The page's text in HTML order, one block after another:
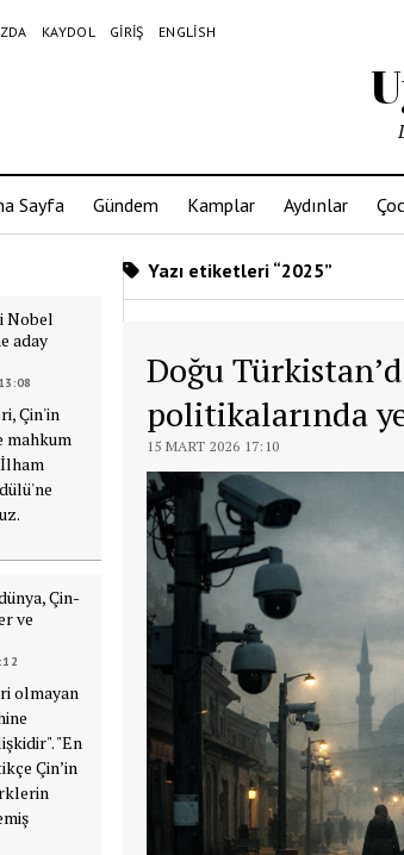
KAYDOL GIRIŞ ENGLISH
Sayfa Gündem Kamplar Aydınlar
Nobel
aday
Çin'in
mahkum
Çin-
ve
olmayan
"En
Çin’in
Yazı etiketleri “2025”
Doğu
politikalarında
15 MART 2026 17:10